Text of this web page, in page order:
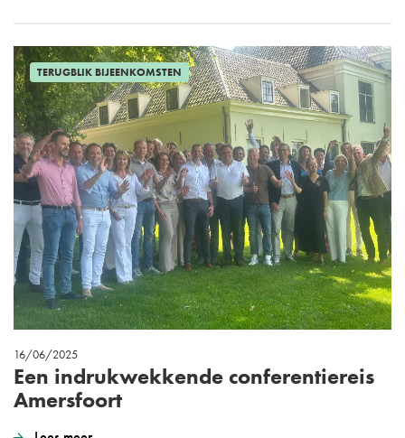
TERUGBLIK BIJEENKOMSTEN
16/06/2025
Een indrukwekkende conferentiereis
Amersfoort